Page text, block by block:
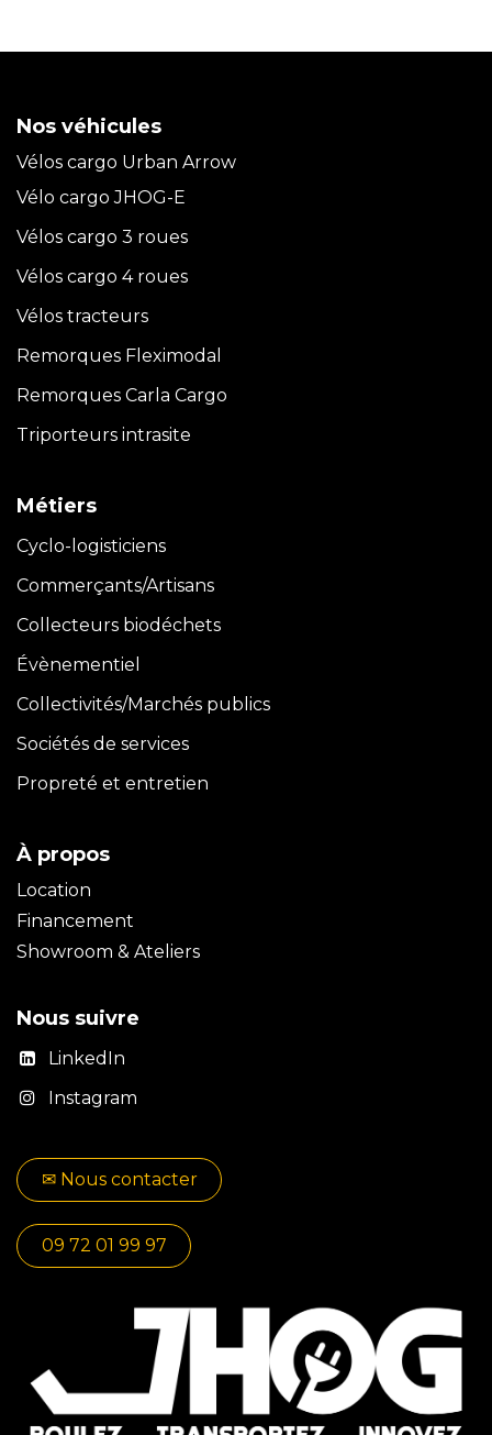
Nos véhicules
Vélos cargo Urban Arrow
Vélo cargo JHOG-E
Vélos cargo 3 roues
Vélos cargo 4 roues
Vélos tracteurs
Remorques Fleximodal
Remorques Carla Cargo
Triporteurs intrasite
Métiers
Cyclo-logisticiens
Commerçants/Artisans
Collecteurs biodéchets
Évènementiel
Collectivités/Marchés publics
Sociétés de services
Propreté et entretien
À propos
Location
Financement
Showroom & Ateliers
Nous suivre
LinkedIn
Instagram
✉​​ No​​​​us contacter
09 72 01 99 97